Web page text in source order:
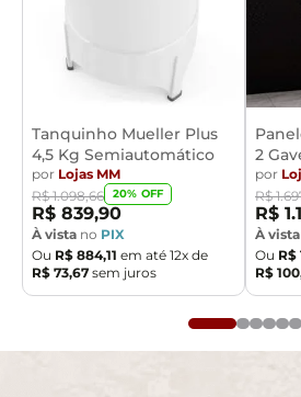
Tanquinho Mueller Plus
4,5 Kg Semiautomático
por Lojas MM
R$ 1.098,66 20% OFF
R$ 839,90
À vista no PIX
Ou R$ 884,11 em até 12x de
R$ 73,67 sem juros
2
Henn
por
R$ 1.
R$ 1.
À vista
Ou R$
R$ 100